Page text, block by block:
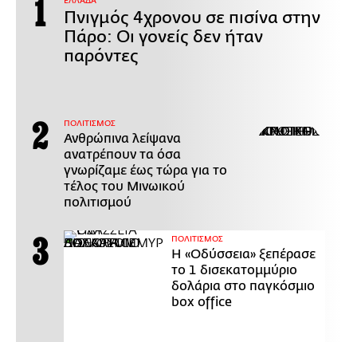
Πνιγμός 4χρονου σε πισίνα στην
Πάρο: Οι γονείς δεν ήταν
παρόντες
ΠΟΛΙΤΙΣΜΟΣ
Ανθρώπινα λείψανα
ανατρέπουν τα όσα
γνωρίζαμε έως τώρα για το
τέλος του Μινωικού
πολιτισμού
ΠΟΛΙΤΙΣΜΟΣ
Η «Οδύσσεια» ξεπέρασε
το 1 δισεκατομμύριο
δολάρια στο παγκόσμιο
box office